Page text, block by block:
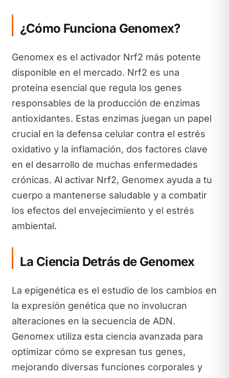
¿Cómo Funciona Genomex?
Genomex es el activador Nrf2 más potente
disponible en el mercado. Nrf2 es una
proteína esencial que regula los genes
responsables de la producción de enzimas
antioxidantes. Estas enzimas juegan un papel
crucial en la defensa celular contra el estrés
oxidativo y la inflamación, dos factores clave
en el desarrollo de muchas enfermedades
crónicas. Al activar Nrf2, Genomex ayuda a tu
cuerpo a mantenerse saludable y a combatir
los efectos del envejecimiento y el estrés
ambiental.
La Ciencia Detrás de Genomex
La epigenética es el estudio de los cambios en
la expresión genética que no involucran
alteraciones en la secuencia de ADN.
Genomex utiliza esta ciencia avanzada para
optimizar cómo se expresan tus genes,
mejorando diversas funciones corporales y